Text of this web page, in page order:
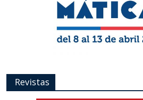
Revistas